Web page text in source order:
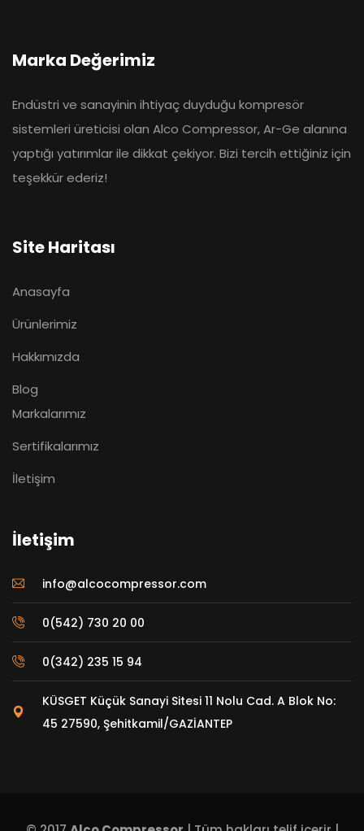
Marka Değerimiz
Endüstri ve sanayinin ihtiyaç duyduğu kompresör
sistemleri üreticisi olan Alco Compressor, Ar-Ge alanına
yaptığı yatırımlar ile dikkat çekiyor. Bizi tercih ettiğiniz için
teşekkür ederiz!
Site Haritası
Anasayfa
Ürünlerimiz
Hakkımızda
Blog
Markalarımız
Sertifikalarımız
İletişim
İletişim
info@alcocompressor.com
0(542) 730 20 00
0(342) 235 15 94
KÜSGET Küçük Sanayi Sitesi 11 Nolu Cad. A Blok No:
45 27590, Şehitkamil/GAZİANTEP